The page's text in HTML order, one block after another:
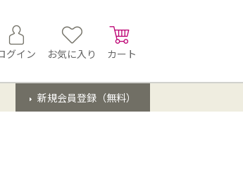
グイン お気に入り カート
新規会員登録（無料）